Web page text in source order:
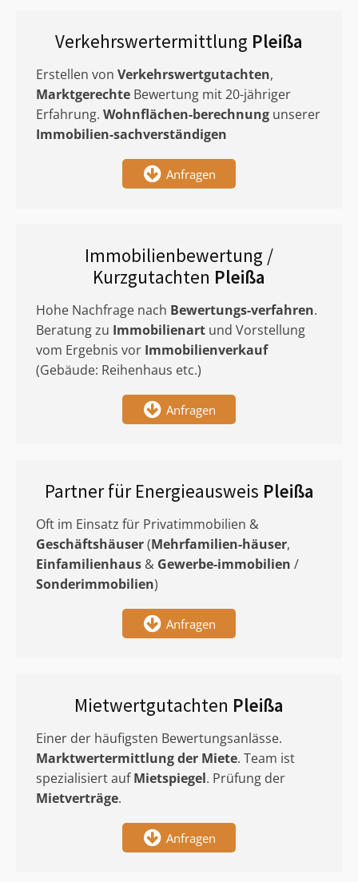
Verkehrswertermittlung Pleißa
Erstellen von Verkehrswertgutachten,
Marktgerechte Bewertung mit 20-jähriger
Erfahrung. Wohnflächen-berechnung unserer
Immobilien-sachverständigen
Anfragen
Immobilienbewertung /
Kurzgutachten Pleißa
Hohe Nachfrage nach Bewertungs-verfahren.
Beratung zu Immobilienart und Vorstellung
vom Ergebnis vor Immobilienverkauf
(Gebäude: Reihenhaus etc.)
Anfragen
Partner für Energieausweis Pleißa
Oft im Einsatz für Privatimmobilien &
Geschäftshäuser(Mehrfamilien-häuser,
Einfamilienhaus & Gewerbe-immobilien /
Sonderimmobilien)
Anfragen
Mietwertgutachten Pleißa
Einer der häufigsten Bewertungsanlässe.
Marktwertermittlungder Miete. Team ist
spezialisiert aufMietspiegel. Prüfung der
Mietverträge.
Anfragen